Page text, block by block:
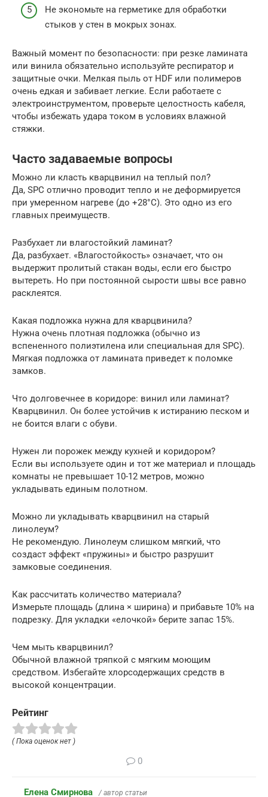
Не экономьте на герметике для обработки
стыков у стен в мокрых зонах.
Важный момент по безопасности: при резке ламината
или винила обязательно используйте респиратор и
защитные очки. Мелкая пыль от HDF или полимеров
очень едкая и забивает легкие. Если работаете с
электроинструментом, проверьте целостность кабеля,
чтобы избежать удара током в условиях влажной
стяжки.
Часто задаваемые вопросы
Можно ли класть кварцвинил на теплый пол?
Да, SPC отлично проводит тепло и не деформируется
при умеренном нагреве (до +28°C). Это одно из его
главных преимуществ.
Разбухает ли влагостойкий ламинат?
Да, разбухает. «Влагостойкость» означает, что он
выдержит пролитый стакан воды, если его быстро
вытереть. Но при постоянной сырости швы все равно
расклеятся.
Какая подложка нужна для кварцвинила?
Нужна очень плотная подложка (обычно из
вспененного полиэтилена или специальная для SPC).
Мягкая подложка от ламината приведет к поломке
замков.
Что долговечнее в коридоре: винил или ламинат?
Кварцвинил. Он более устойчив к истиранию песком и
не боится влаги с обуви.
Нужен ли порожек между кухней и коридором?
Если вы используете один и тот же материал и площадь
комнаты не превышает 10-12 метров, можно
укладывать единым полотном.
Можно ли укладывать кварцвинил на старый
линолеум?
Не рекомендую. Линолеум слишком мягкий, что
создаст эффект «пружины» и быстро разрушит
замковые соединения.
Как рассчитать количество материала?
Измерьте площадь (длина × ширина) и прибавьте 10% на
подрезку. Для укладки «елочкой» берите запас 15%.
Чем мыть кварцвинил?
Обычной влажной тряпкой с мягким моющим
средством. Избегайте хлорсодержащих средств в
высокой концентрации.
Рейтинг
( Пока оценок нет )
0
Елена Смирнова / автор статьи